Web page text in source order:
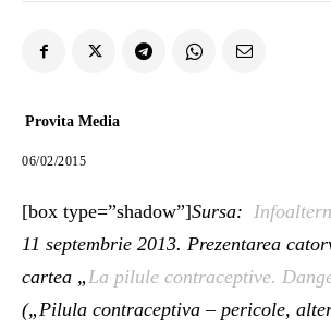
Provita Media
06/02/2015
[box type=”shadow”]Sursa:
11 septembrie 2013. Prezentarea
cartea „La pilule contraceptive.
(„Pilula contraceptiva – pericole,